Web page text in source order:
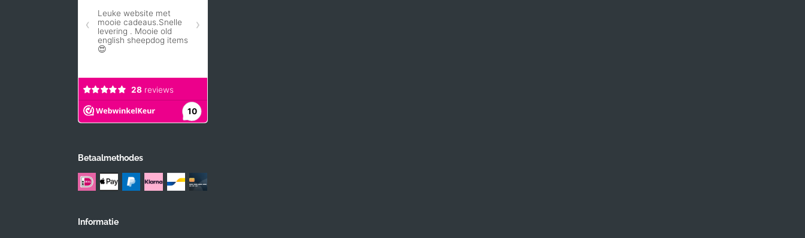
Betaalmethodes
Informatie